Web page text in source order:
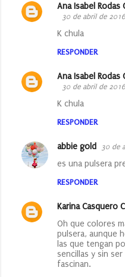
Ana Isabel Rodas
30 de abril de
K chula
RESPONDER
Ana Isabel Rodas
30 de abril de
K chula
RESPONDER
abbie gold 30 de
es una pulsera
RESPONDER
Karina Casquero
Oh que colores
pulsera, aunque
las que tengan
sencillas y sin
fascinan.